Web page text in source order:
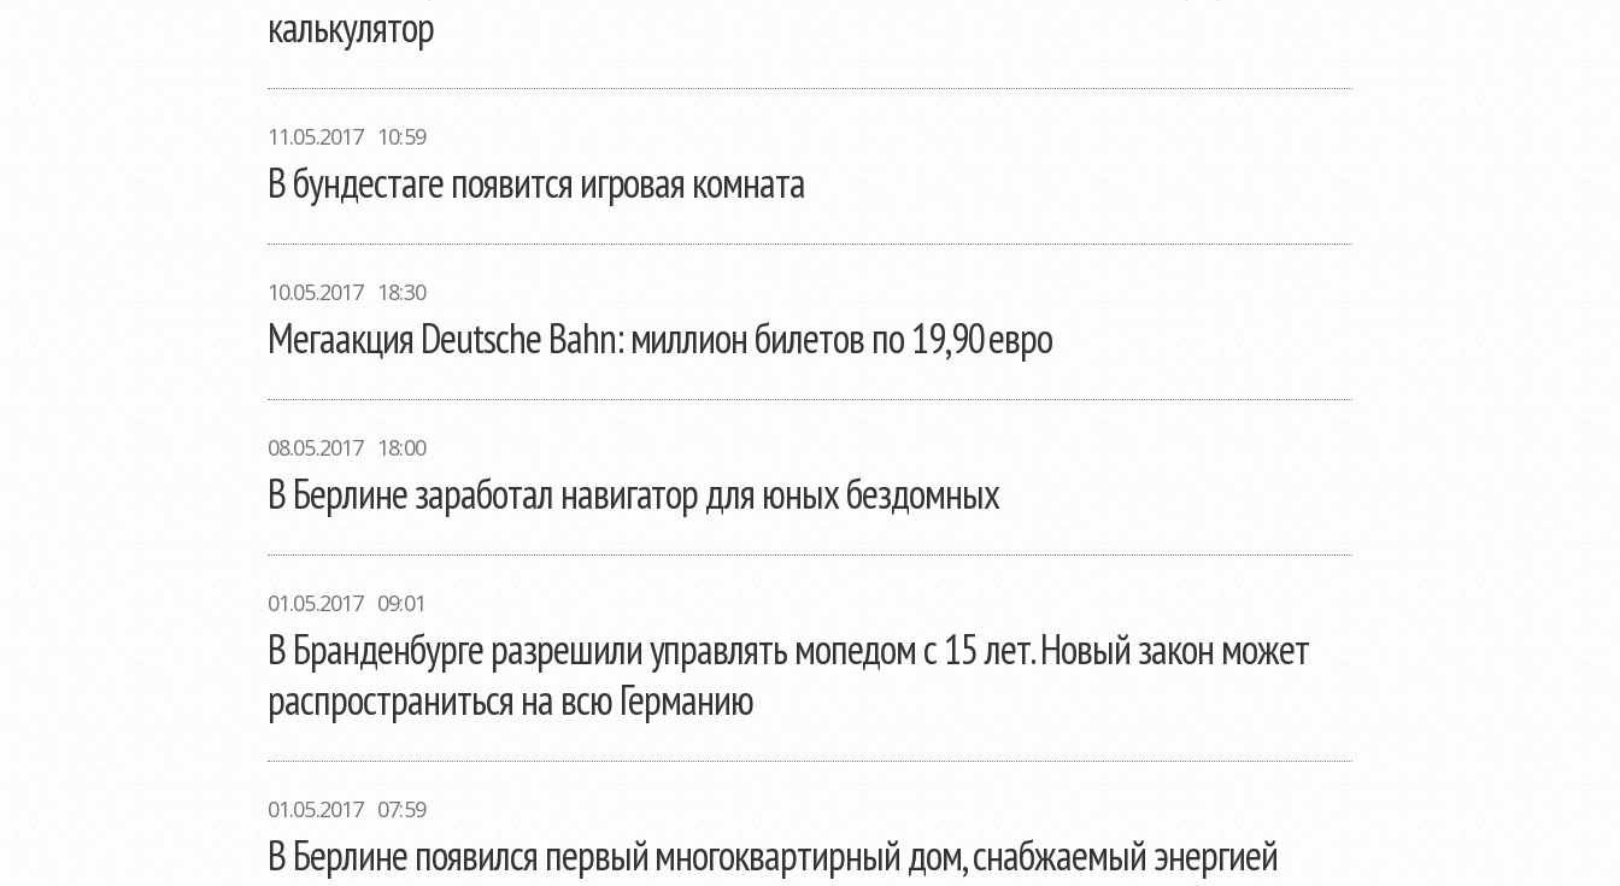
калькулятор
11.05.2017 10:59
В бундестаге появится игровая комната
10.05.2017 18:30
Мегаакция Deutsche Bahn: миллион билетов по 19,90 евро
08.05.2017 18:00
В Берлине заработал навигатор для юных бездомных
01.05.2017 09:01
В Бранденбурге разрешили управлять мопедом с 15 лет. Новый закон может
распространиться на всю Германию
01.05.2017 07:59
В Берлине появился первый многоквартирный дом, снабжаемый энергией